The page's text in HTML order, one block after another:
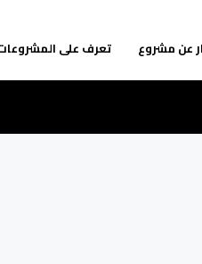
عن مشروع تعرف على